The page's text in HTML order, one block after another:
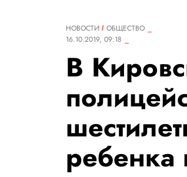
НОВОСТИ
ОБЩЕСТВО
16.10.2019, 09:18
В
ребенка